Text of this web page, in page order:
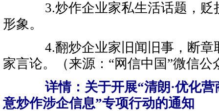
3.炒作企业家私生活话题，贬
形象。
4.翻炒企业家旧闻旧事，断章
家言论。（来源：“网信中国”微信公
详情： 关于开展“清朗·优化
意炒作涉企信息”专项行动的通知